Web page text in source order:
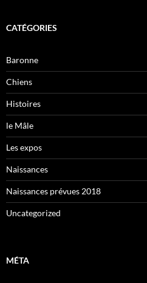
CATÉGORIES
Baronne
Chiens
Histoires
le Mâle
Les expos
Naissances
Naissances prévues 2018
Uncategorized
MÉTA